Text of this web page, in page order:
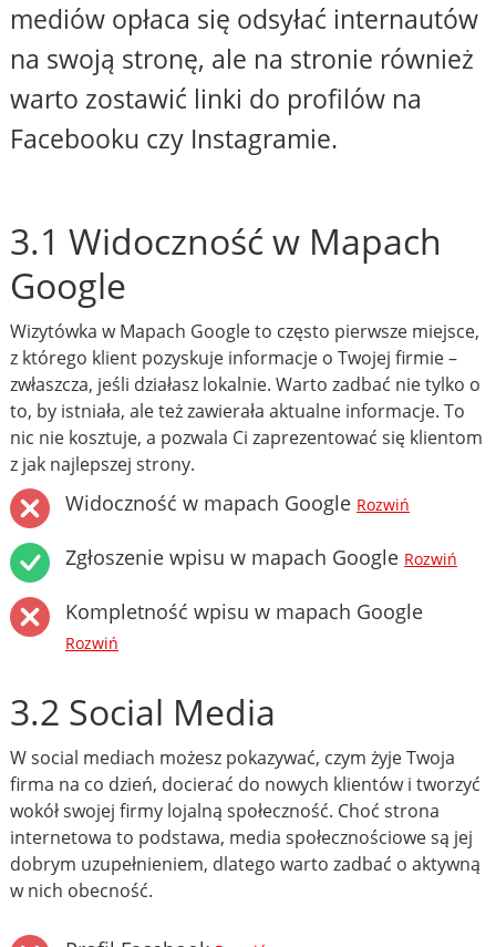
mediów opłaca się odsyłać internautów
na swoją stronę, ale na stronie również
warto zostawić linki do profilów na
Facebooku czy Instagramie.
3.1 Widoczność w Mapach
Google
Wizytówka w Mapach Google to często pierwsze miejsce,
z którego klient pozyskuje informacje o Twojej firmie –
zwłaszcza, jeśli działasz lokalnie. Warto zadbać nie tylko o
to, by istniała, ale też zawierała aktualne informacje. To
nic nie kosztuje, a pozwala Ci zaprezentować się klientom
z jak najlepszej strony.
Widoczność w mapach Google Rozwiń
Zgłoszenie wpisu w mapach Google Rozwiń
Kompletność wpisu w mapach Google
Rozwiń
3.2 Social Media
W social mediach możesz pokazywać, czym żyje Twoja
firma na co dzień, docierać do nowych klientów i tworzyć
wokół swojej firmy lojalną społeczność. Choć strona
internetowa to podstawa, media społecznościowe są jej
dobrym uzupełnieniem, dlatego warto zadbać o aktywną
w nich obecność.